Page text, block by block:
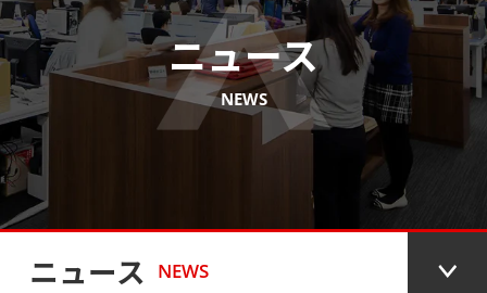
ニュース
NEWS
ニュース NEWS